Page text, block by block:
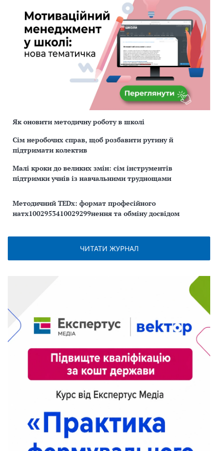
Як оновити методичну роботу в школі
Сім неробочих справ, щоб розбавити рутину й
підтримати колектив
Малі кроки до великих змін: сім інструментів
підтримки учнів із навчальними труднощами
Методичний TEDx: формат професійного
натх1002953410029299нення та обміну досвідом
ЧИТАТИ ЖУРНАЛ